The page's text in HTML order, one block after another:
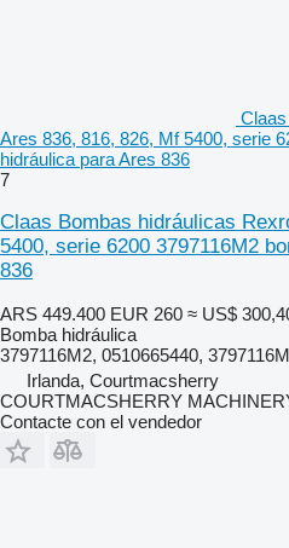
Ares 836, 816, 826, Mf 5400, serie
hidráulica para Ares 836
7
Claas Bombas hidráulicas
5400, serie 6200 3797116M2
836
ARS 449.400 EUR 260 ≈ US$
Bomba hidráulica
3797116M2, 0510665440,
Irlanda, Courtmacsherry
COURTMACSHERRY
Contacte con el vendedor